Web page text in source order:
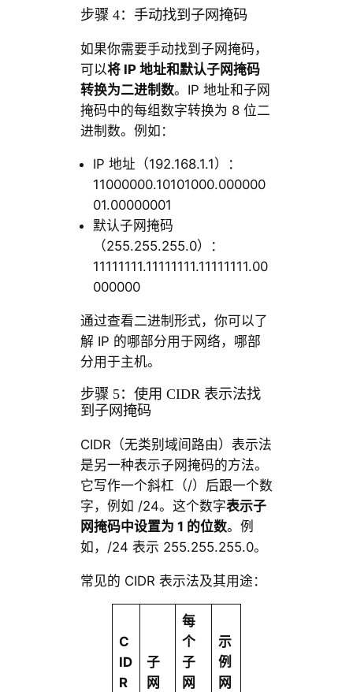
步骤 4：手动找到子网掩码
如果你需要手动找到子网掩码，
可以将IP 地址和默认子网掩码
转换为二进制数。IP 地址和子网
掩码中的每组数字转换为 8 位二
进制数。例如：
IP 地址（192.168.1.1）：
11000000.10101000.000000
01.00000001
默认子网掩码
（255.255.255.0）：
11111111.11111111.11111111.00
000000
通过查看二进制形式，你可以了
解 IP 的哪部分用于网络，哪部
分用于主机。
步骤 5：使用 CIDR 表示法找
到子网掩码
CIDR（无类别域间路由）表示法
是另一种表示子网掩码的方法。
它写作一个斜杠（/）后跟一个数
字，例如 /24。这个数字表示子
网掩码中设置为 1 的位数。例
如，/24 表示 255.255.255.0。
常见的 CIDR 表示法及其用途：
C
ID
R
子
网
每
个
子
网
示
例
网